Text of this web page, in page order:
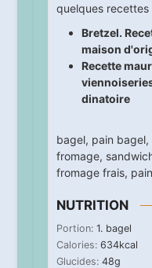
quelques recettes
Bretzel.
maison
Recette
dinatoire
bagel, pain bagel,
fromage,
fromage frais,
NUTRITION
Portion: 1. bagel
Calories: 634kcal
Glucides: 48g